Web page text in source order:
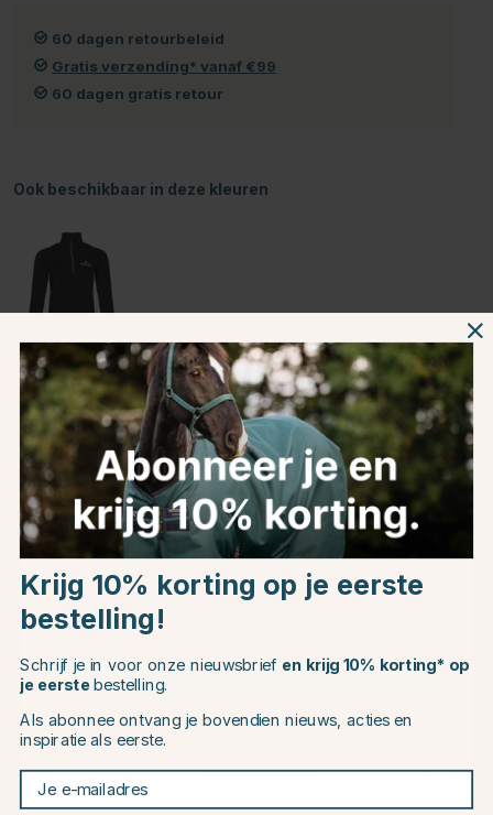
60 dagen retourbeleid
Gratis verzending* vanaf €99
60 dagen gratis retour
Ook beschikbaar in deze kleuren
Productinformatie
Over het Merk
Productbeoordelingen
Dit vind je misschien ook leuk
40
Choose country
EU
Krijg 10% korting op je eerste
bestelling!
Schrijf je in voor onze nieuwsbrief en krijg 10% korting* op
je eerstebestelling.
Als abonnee ontvang je bovendien nieuws, acties en
inspiratie als eerste.
Je e-mailadres